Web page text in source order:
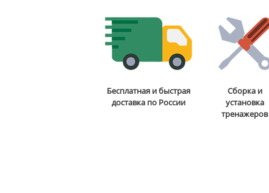
Стойка для подтягиваний
и отжиманий DFC
Power
Бесплатная и быстрая
доставка по России
Сборка и
установка
тренажеров